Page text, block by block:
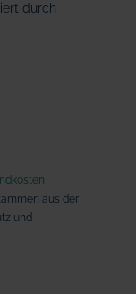
durch
aus der
und